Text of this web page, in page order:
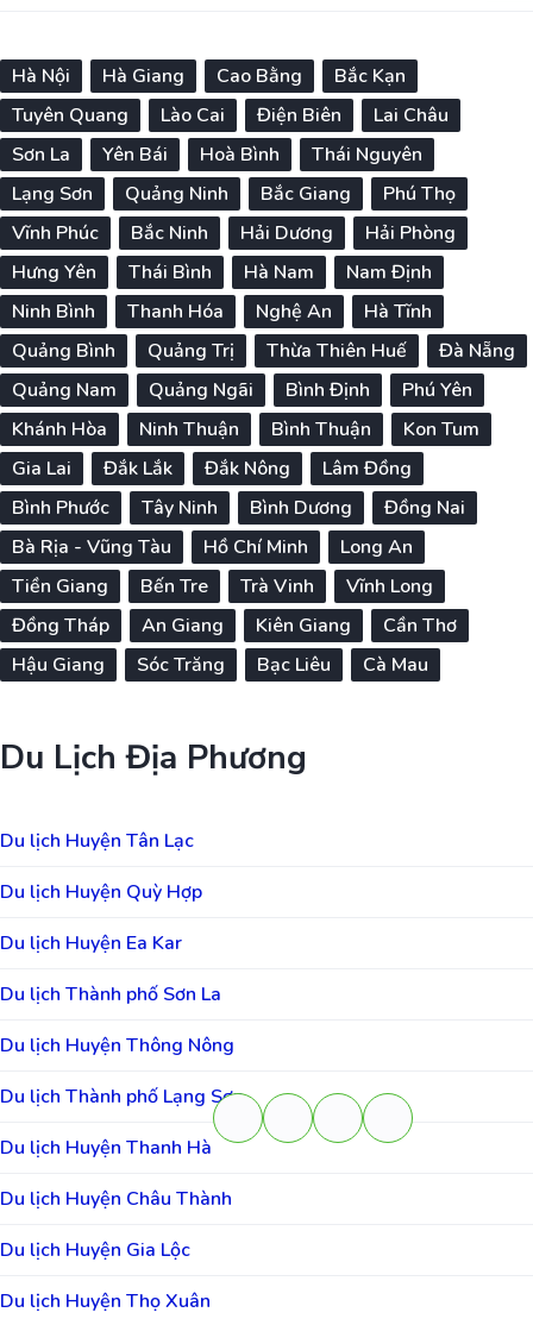
Hà Nội Hà Giang Cao Bằng
Bắc Kạn
Tuyên Quang
Lào Cai Điện Biên
Lai Châu
Sơn La
Yên Bái Hoà Bình
Thái Nguyên
Lạng Sơn
Quảng Ninh Bắc Giang
Phú Thọ
Vĩnh Phúc
Bắc Ninh Hải Dương
Hải Phòng
Hưng Yên
Thái Bình Hà Nam
Nam Định
Ninh Bình
Thanh Hóa Nghệ An
Hà Tĩnh
Quảng Bình
Quảng Trị Thừa Thiên Huế
Đà Nẵng
Quảng Nam
Quảng Ngãi Bình Định
Phú Yên
Khánh Hòa
Ninh Thuận Bình Thuận
Kon Tum
Gia Lai
Đắk Lắk Đắk Nông
Lâm Đồng
Bình Phước
Tây Ninh Bình Dương
Đồng Nai
Bà Rịa - Vũng Tàu
Hồ Chí Minh
Long An
Tiền Giang
Bến Tre Trà Vinh
Vĩnh Long
Đồng Tháp
An Giang Kiên Giang
Cần Thơ
Hậu Giang
Sóc Trăng Bạc Liêu Cà Mau
Du Lịch Địa Phương
Du lịch Huyện Tân Lạc
Du lịch Huyện Quỳ Hợp
Du lịch Huyện Ea Kar
Du lịch Thành phố Sơn La
Du lịch Huyện Thông Nông
Du lịch Thành phố Lạng Sơn
Du lịch Huyện Thanh Hà
Du lịch Huyện Châu Thành
Du lịch Huyện Gia Lộc
Du lịch Huyện Thọ Xuân